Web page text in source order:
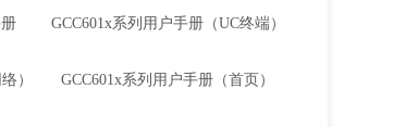
GCC601x系列用户手册（UC终端）
） GCC601x系列用户手册（首页）